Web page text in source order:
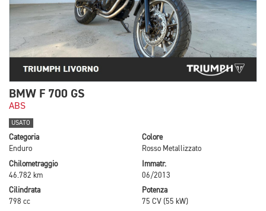
BMW F 700 GS
ABS
USATO
Categoria
Enduro
Colore
Rosso Metallizzato
Chilometraggio
46.782 km
Immatr.
06/2013
Cilindrata
798 cc
Potenza
75 CV (55 kW)